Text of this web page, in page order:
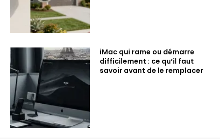
iMac qui rame ou démarre
difficilement : ce qu’il faut
savoir avant de le remplacer